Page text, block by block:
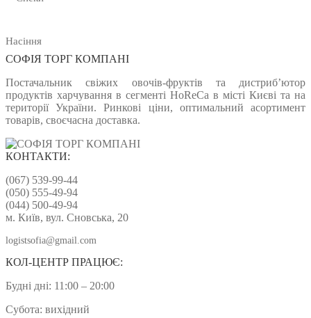
Насіння
СОФІЯ ТОРГ КОМПАНІ
Постачальник свіжих овочів-фруктів та дистриб’ютор
продуктів харчування в сегменті HoReCa в місті Києві та на
території України. Ринкові ціни, оптимальний асортимент
товарів, своєчасна доставка.
КОНТАКТИ:
(067) 539-99-44
(050) 555-49-94
(044) 500-49-94
м. Київ, вул. Сновська, 20
logistsofia@gmail.com
КОЛ-ЦЕНТР ПРАЦЮЄ:
Будні дні: 11:00 – 20:00
Субота: вихідний